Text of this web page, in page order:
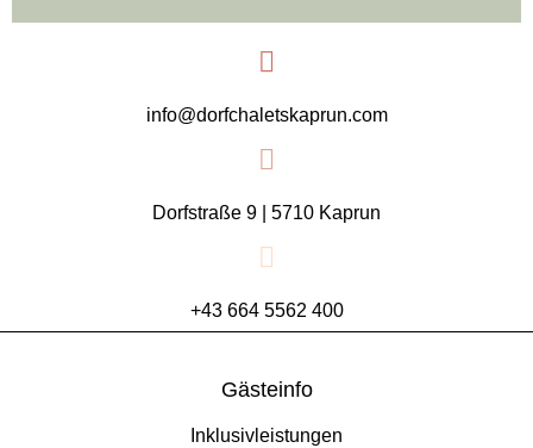
info@dorfchaletskaprun.com
Dorfstraße 9 | 5710 Kaprun
+43 664 5562 400
Gästeinfo
Inklusivleistungen